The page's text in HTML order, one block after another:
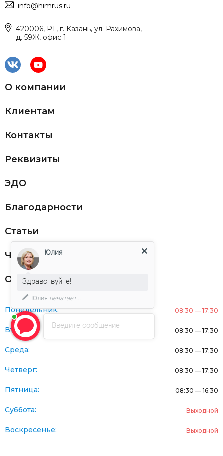
info@himrus.ru
420006, РТ, г. Казань, ул. Рахимова,
д. 59Ж, офис 1
О компании
Клиентам
Контакты
Реквизиты
ЭДО
Благодарности
Статьи
Частникам
Оферта
Понедельник: 08:30 — 17:30
Вторник: 08:30 — 17:30
Среда: 08:30 — 17:30
Четверг: 08:30 — 17:30
Пятница: 08:30 — 16:30
Суббота: Выходной
Воскресенье: Выходной
Введите сообщение
Юлия
Здравствуйте!
Юлия печатает...